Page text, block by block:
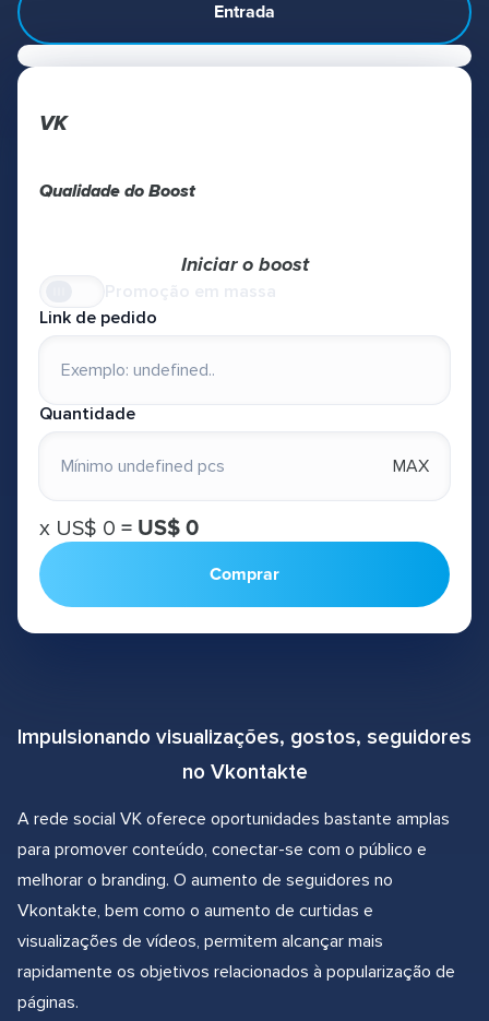
Entrada
VK
Qualidade do Boost
Iniciar o boost
Link de pedido
Quantidade
MAX
х US$ 0 = US$ 0
Comprar
Impulsionando visualizações, gostos, seguidores
no Vkontakte
A rede social VK oferece oportunidades bastante amplas
para promover conteúdo, conectar-se com o público e
melhorar o branding. O aumento de seguidores no
Vkontakte, bem como o aumento de curtidas e
visualizações de vídeos, permitem alcançar mais
rapidamente os objetivos relacionados à popularização de
páginas.